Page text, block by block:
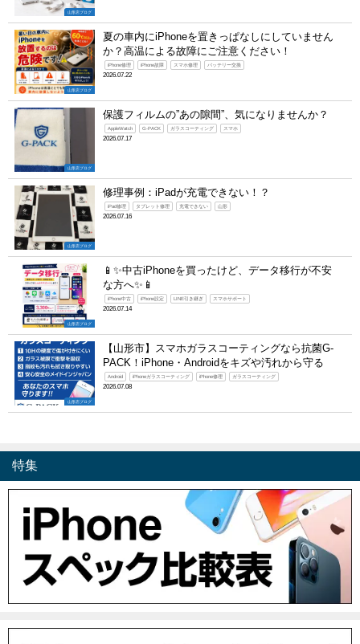
山形店ブログ
山形店ブログ
夏の車内にiPhoneを置きっぱなしにしていません
か？高温による故障にご注意ください！
iPhone修理 iPhone故障 スマホ修理 バッテリー交換
2026.07.22
山形店ブログ
保護フィルムの”あの隙間”、気になりませんか？
AppleWatch G-PACK ガラスコーティング スマホ
2026.07.17
山形店ブログ
修理事例：iPadが充電できない！？
iPad修理 タブレット修理 充電できない 山形
2026.07.16
山形店ブログ
📱✨中古iPhoneを買ったけど、データ移行が不安
な方へ✨📱
iPhone中古 iPhone設定 LINE引き継ぎ スマホサポート
2026.07.14
山形店ブログ
【山形市】スマホガラスコーティングなら抗菌G-
PACK！iPhone・Androidをキズや汚れから守る
Android iPhoneガラスコーティング iPhone修理 ガラスコーティング
2026.07.08
特集